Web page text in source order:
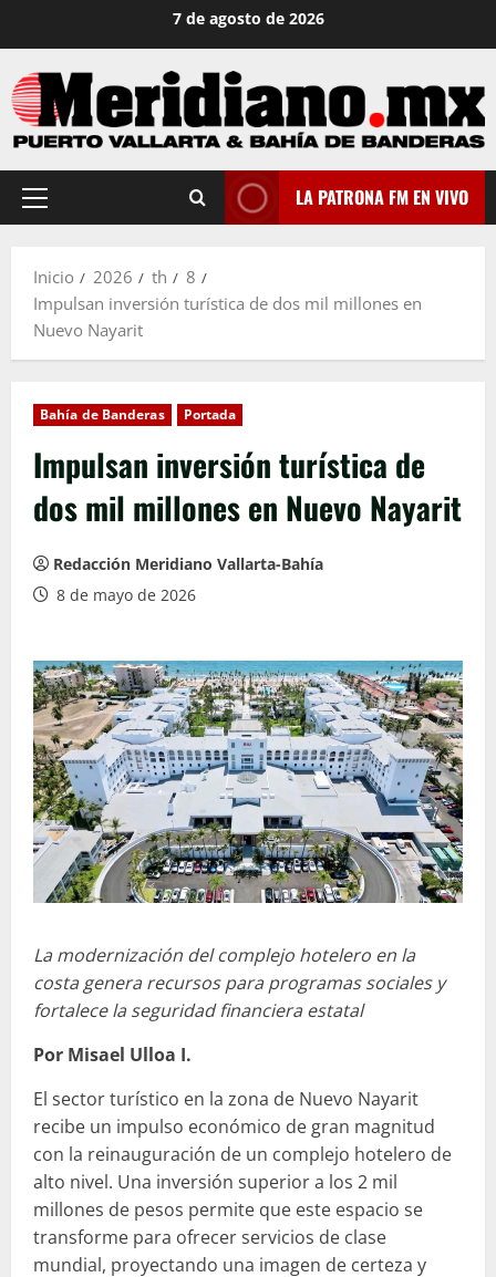
contenido
7 de agosto de 2026
Menú
LA PATRONA FM EN VIVO
Inicio 2026 th
8
Impulsan inversión turística de dos mil millones en
Nuevo Nayarit
Bahía de Banderas Portada
Impulsan inversión turística de
dos mil millones en Nuevo Nayarit
Redacción Meridiano Vallarta-Bahía
8 de mayo de 2026
La modernización del complejo hotelero en la
costa genera recursos para programas sociales y
fortalece la seguridad financiera estatal
Por Misael Ulloa I.
El sector turístico en la zona de Nuevo Nayarit
recibe un impulso económico de gran magnitud
con la reinauguración de un complejo hotelero de
alto nivel. Una inversión superior a los 2 mil
millones de pesos permite que este espacio se
transforme para ofrecer servicios de clase
mundial, proyectando una imagen de certeza y